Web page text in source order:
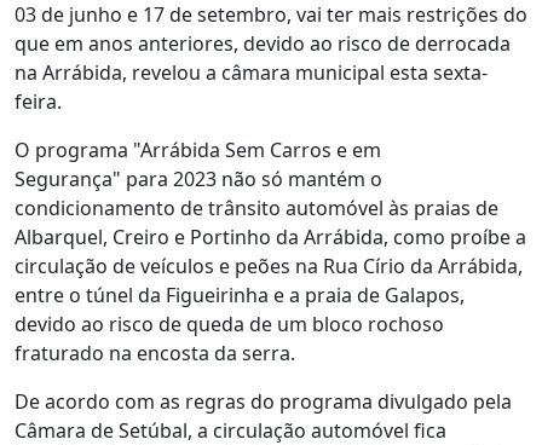
03 de junho e 17 de setembro, vai ter mais restrições do
que em anos anteriores, devido ao risco de derrocada
na Arrábida, revelou a câmara municipal esta sexta-
feira.
O programa "Arrábida Sem Carros e em
Segurança" para 2023 não só mantém o
condicionamento de trânsito automóvel às praias de
Albarquel, Creiro e Portinho da Arrábida, como proíbe a
circulação de veículos e peões na Rua Círio da Arrábida,
entre o túnel da Figueirinha e a praia de Galapos,
devido ao risco de queda de um bloco rochoso
fraturado na encosta da serra.
De acordo com as regras do programa divulgado pela
Câmara de Setúbal, a circulação automóvel fica